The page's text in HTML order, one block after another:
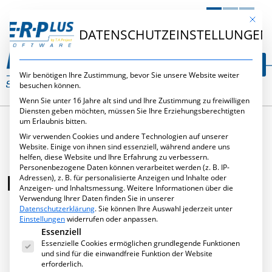
NL
PRÖCHEL GMBH
Dezember 6, 2018
Mit
DATENSCHUTZEINSTELLUNGEN
Wir benötigen Ihre Zustimmung, bevor Sie unsere Website weiter
besuchen können.
Wenn Sie unter 16 Jahre alt sind und Ihre Zustimmung zu freiwilligen
Diensten geben möchten, müssen Sie Ihre Erziehungsberechtigten
um Erlaubnis bitten.
Wir verwenden Cookies und andere Technologien auf unserer
Website. Einige von ihnen sind essenziell, während andere uns
helfen, diese Website und Ihre Erfahrung zu verbessern.
Personenbezogene Daten können verarbeitet werden (z. B. IP-
Adressen), z. B. für personalisierte Anzeigen und Inhalte oder
Anzeigen- und Inhaltsmessung.Weitere Informationen über die
Verwendung Ihrer Daten finden Sie in unserer
Datenschutzerklärung.Sie können Ihre Auswahl jederzeit unter
Einstellungenwiderrufen oder anpassen.
Es folgt eine Liste der Service-Gruppen, für die eine
Essenziell
Essenzielle Cookies ermöglichen grundlegende Funktionen
und sind für die einwandfreie Funktion der Website
erforderlich.